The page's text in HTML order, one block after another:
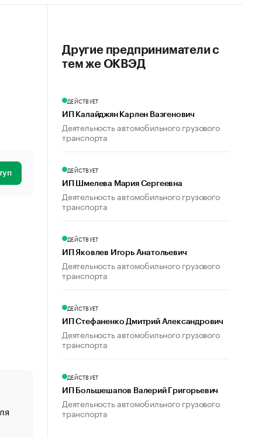
«От спорта тело стареет иначе». Как живет глава
создавшей GTA
Другие предприниматели с
тем же ОКВЭД
ДЕЙСТВУЕТ
ИП Калайджян Карлен Вазгенович
Деятельность автомобильного грузового
транспорта
ДЕЙСТВУЕТ
ИП Шмелева Мария Сергеевна
Деятельность автомобильного грузового
транспорта
ДЕЙСТВУЕТ
ИП Яковлев Игорь Анатольевич
Деятельность автомобильного грузового
транспорта
ДЕЙСТВУЕТ
ИП Стефаненко Дмитрий Александрович
Деятельность автомобильного грузового
транспорта
ДЕЙСТВУЕТ
ИП Большешапов Валерий Григорьевич
Деятельность автомобильного грузового
транспорта